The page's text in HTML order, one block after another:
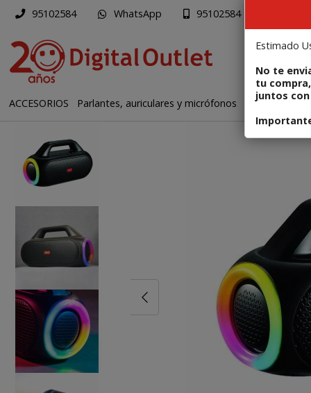
Estimado
No te
tu
juntos
95102584 WhatsApp 95102584
ACCESORIOS Parlantes, auriculares y micrófonos Código: